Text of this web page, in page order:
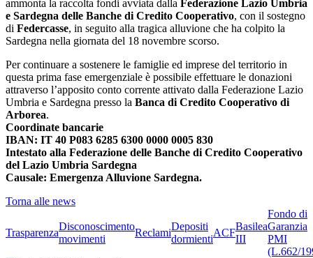
ammonta la raccolta fondi avviata dalla Federazione Lazio Umbria
e Sardegna delle Banche di Credito Cooperativo, con il sostegno
di Federcasse, in seguito alla tragica alluvione che ha colpito la
Sardegna nella giornata del 18 novembre scorso.
Per continuare a sostenere le famiglie ed imprese del territorio in
questa prima fase emergenziale è possibile effettuare le donazioni
attraverso l’apposito conto corrente attivato dalla Federazione Lazio
Umbria e Sardegna presso la Banca di Credito Cooperativo di
Arborea.
Coordinate bancarie
IBAN: IT 40 P083 6285 6300 0000 0005 830
Intestato alla Federazione delle Banche di Credito Cooperativo
del Lazio Umbria Sardegna
Causale: Emergenza Alluvione Sardegna.
Torna alle news
Trasparenza
Disconoscimento
movimenti
Reclami
Depositi
dormienti
ACF
Basilea
III
Fondo di
Garanzia
PMI
(L.662/